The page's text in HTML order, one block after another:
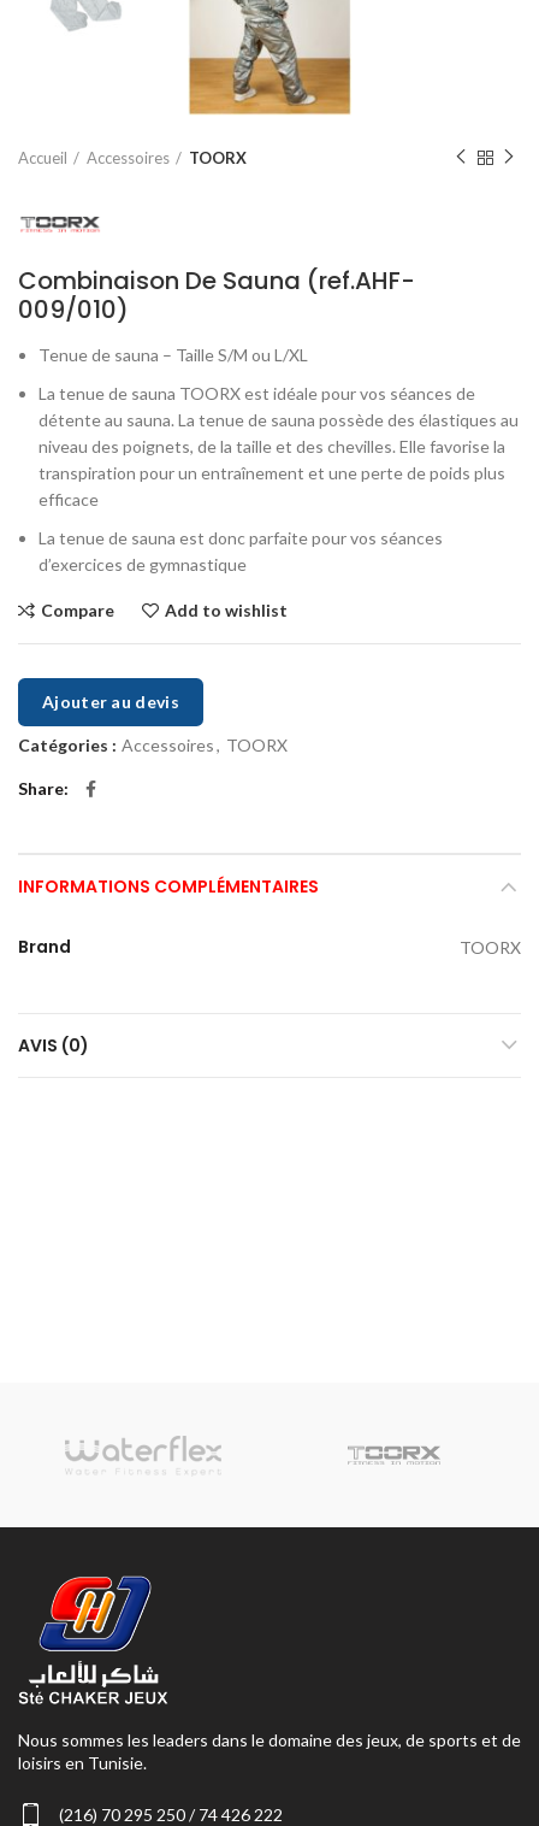
Accueil Accessoires TOORX
Combinaison De Sauna (ref.AHF-
009/010)
Tenue de sauna – Taille S/M ou L/XL
La tenue de sauna TOORX est idéale pour vos séances de
détente au sauna. La tenue de sauna possède des élastiques au
niveau des poignets, de la taille et des chevilles. Elle favorise la
transpiration pour un entraînement et une perte de poids plus
efficace
La tenue de sauna est donc parfaite pour vos séances
d’exercices de gymnastique
Compare Add to wishlist
Ajouter au devis
Catégories : Accessoires, TOORX
Share
INFORMATIONS COMPLÉMENTAIRES
Brand TOORX
AVIS (0)
Nous sommes les leaders dans le domaine des jeux, de sports et de
loisirs en Tunisie.
(216) 70 295 250 / 74 426 222